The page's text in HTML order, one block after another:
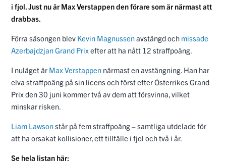
i fjol. Just nu är Max Verstappen den förare som är närmast att
drabbas.
Förra säsongen blev Kevin Magnussenavstängd och missade
Azerbajdzjan Grand Prixefter att ha nått 12 straffpoäng.
I nuläget är Max Verstappen närmast en avstängning. Han har
elva straffpoäng på sin licens och först efter Österrikes Grand
Prix den 30 juni kommer två av dem att försvinna, vilket
minskar risken.
Liam Lawsonstår på fem straffpoäng – samtliga utdelade för
att ha orsakat kollisioner, ett tillfälle i fjol och två i år.
Se hela listan här: